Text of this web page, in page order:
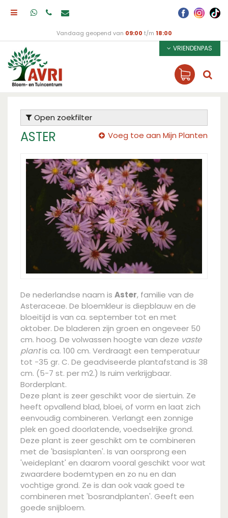
Vandaag geopend van 09:00 t/m 18:00
VRIENDENPAS
Open zoekfilter
ASTER Voeg toe aan Mijn Planten
De nederlandse naam is Aster, familie van de
Asteraceae. De bloemkleur is diepblauw en de
bloeitijd is van ca. september tot en met
oktober. De bladeren zijn groen en ongeveer 50
cm. hoog. De volwassen hoogte van deze vaste
plantis ca. 100 cm. Verdraagt een temperatuur
tot -35 gr. C. De geadviseerde plantafstand is 38
cm. (5-7 st. per m2.) Is ruim verkrijgbaar.
Borderplant.
Deze plant is zeer geschikt voor de siertuin. Ze
heeft opvallend blad, bloei, of vorm en laat zich
eenvoudig combineren. Verlangt een zonnige
plek en goed doorlatende, voedselrijke grond.
Deze plant is zeer geschikt om te combineren
met de 'basisplanten'. Is van oorsprong een
'weideplant' en daarom vooral geschikt voor wat
zwaardere bodemtypen en zo nu en dan
vochtige grond. Ze is dan ook vaak goed te
combineren met 'bosrandplanten'. Geeft een
goede snijbloem.